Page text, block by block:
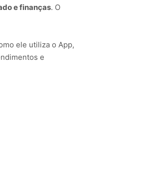
e finanças. O
ele utiliza o App,
e